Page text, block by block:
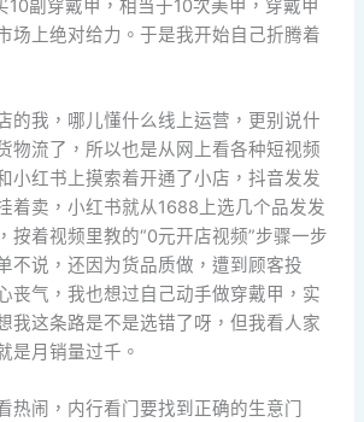
10副穿戴甲，相当于10次美甲，穿戴甲
场上绝对给力。于是我开始自己折腾着
的我，哪儿懂什么线上运营，更别说什
物流了，所以也是从网上看各种短视频
小红书上摸索着开通了小店，抖音发发
着卖，小红书就从1688上选几个品发发
按着视频里教的“0元开店视频”步骤一步
不说，还因为货品质做，遭到顾客投
丧气，我也想过自己动手做穿戴甲，实
我这条路是不是选错了呀，但我看人家
是月销量过千。
热闹，内行看门要找到正确的生意门